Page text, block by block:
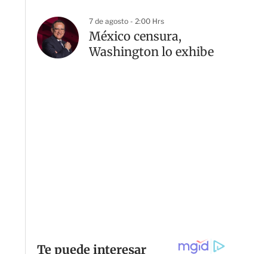
7 de agosto - 2:00 Hrs
México censura,
Washington lo exhibe